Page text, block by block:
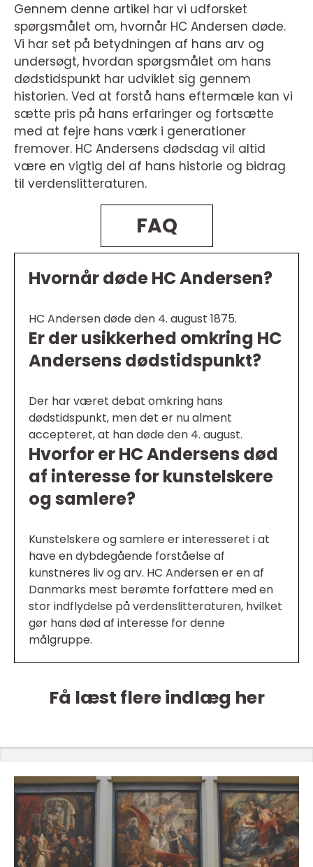
Gennem denne artikel har vi udforsket
spørgsmålet om, hvornår HC Andersen døde.
Vi har set på betydningen af hans arv og
undersøgt, hvordan spørgsmålet om hans
dødstidspunkt har udviklet sig gennem
historien. Ved at forstå hans eftermæle kan vi
sætte pris på hans erfaringer og fortsætte
med at fejre hans værk i generationer
fremover. HC Andersens dødsdag vil altid
være en vigtig del af hans historie og bidrag
til verdenslitteraturen.
FAQ
Hvornår døde HC Andersen?
HC Andersen døde den 4. august 1875.
Er der usikkerhed omkring HC
Andersens dødstidspunkt?
Der har været debat omkring hans
dødstidspunkt, men det er nu alment
accepteret, at han døde den 4. august.
Hvorfor er HC Andersens død
af interesse for kunstelskere
og samlere?
Kunstelskere og samlere er interesseret i at
have en dybdegående forståelse af
kunstneres liv og arv. HC Andersen er en af
Danmarks mest berømte forfattere med en
stor indflydelse på verdenslitteraturen, hvilket
gør hans død af interesse for denne
målgruppe.
Få læst flere indlæg her